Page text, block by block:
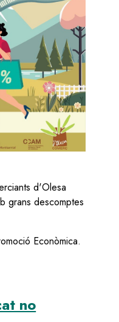
d'Olesa
grans descomptes
Econòmica.
no